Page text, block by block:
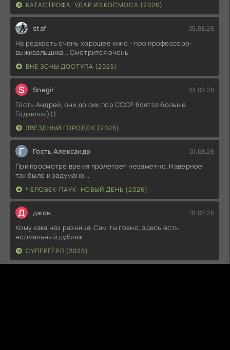
КАТАСТРОФА. УДАР ИЗ КОСМОСА (2026)
staf 05.08.26
На редкость очень хорошее кино - про профессора-
выживальщика... Смотрится очень
ВНЕ ЗОНЫ ДОСТУПА (2025)
S Snegir 03.08.26
Гость Андрей, они до сих пор СССР боятся больше
Годзиллы)))
ЗВЁЗДНЫЙ ГОРОДОК (2026)
Г Гость Александр 01.08.26
При просмотре время пролетает незаметно. Наверное
так было и задумано...
ЧЕЛОВЕК-ПАУК: НОВЫЙ ДЕНЬ (2026)
Д джон 01.08.26
Кому кака наз разница, Сам ты говно, здесь есть
нормальный дубляж.
СУПЕРГЁРЛ (2026)